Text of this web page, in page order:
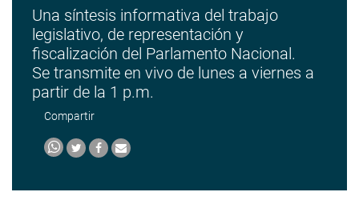
Una síntesis informativa del trabajo
legislativo, de representación y
fiscalización del Parlamento Nacional.
Se transmite en vivo de lunes a viernes a
partir de la 1 p.m.
Compartir